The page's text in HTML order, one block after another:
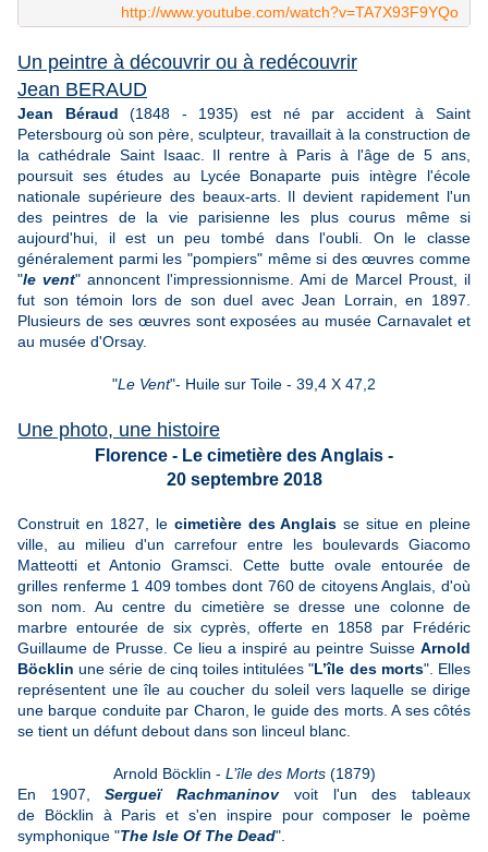
http://www.youtube.com/watch?v=TA7X93F9YQo
Un peintre à découvrir ou à redécouvrir
Jean BERAUD
Jean Béraud (1848 - 1935) est né par accident à Saint
Petersbourg où son père, sculpteur, travaillait à la construction de
la cathédrale Saint Isaac. Il rentre à Paris à l'âge de 5 ans,
poursuit ses études au Lycée Bonaparte puis intègre l'école
nationale supérieure des beaux-arts. Il devient rapidement l'un
des peintres de la vie parisienne les plus courus même si
aujourd'hui, il est un peu tombé dans l'oubli. On le classe
généralement parmi les "pompiers" même si des œuvres comme
"le vent" annoncent l'impressionnisme. Ami de Marcel Proust, il
fut son témoin lors de son duel avec Jean Lorrain, en 1897.
Plusieurs de ses œuvres sont exposées au musée Carnavalet et
au musée d'Orsay.
"Le Vent"- Huile sur Toile - 39,4 X 47,2
Une photo, une histoire
Florence - Le cimetière des Anglais -
20 septembre 2018
Construit en 1827, le cimetière des Anglais se situe en pleine
ville, au milieu d'un carrefour entre les boulevards Giacomo
Matteotti et Antonio Gramsci. Cette butte ovale entourée de
grilles renferme 1 409 tombes dont 760 de citoyens Anglais, d'où
son nom. Au centre du cimetière se dresse une colonne de
marbre entourée de six cyprès, offerte en 1858 par Frédéric
Guillaume de Prusse. Ce lieu a inspiré au peintre Suisse Arnold
Böcklin une série de cinq toiles intitulées "L’île des morts". Elles
représentent une île au coucher du soleil vers laquelle se dirige
une barque conduite par Charon, le guide des morts. A ses côtés
se tient un défunt debout dans son linceul blanc.
Arnold Böcklin - L’île des Morts(1879)
En 1907,Sergueï Rachmaninovvoit l'un des tableaux
de Böcklin à Paris et s'en inspire pour composer le poème
symphonique "The Isle Of The Dead".